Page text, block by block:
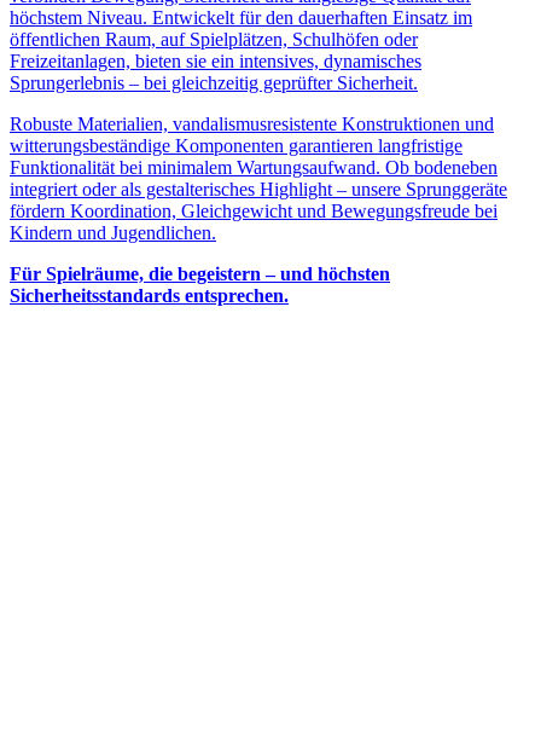
höchstem Niveau. Entwickelt für den dauerhaften Einsatz im
öffentlichen Raum, auf Spielplätzen, Schulhöfen oder
Freizeitanlagen, bieten sie ein intensives, dynamisches
Sprungerlebnis – bei gleichzeitig geprüfter Sicherheit.
Robuste Materialien, vandalismusresistente Konstruktionen und
witterungsbeständige Komponenten garantieren langfristige
Funktionalität bei minimalem Wartungsaufwand. Ob bodeneben
integriert oder als gestalterisches Highlight – unsere Sprunggeräte
fördern Koordination, Gleichgewicht und Bewegungsfreude bei
Kindern und Jugendlichen.
Für Spielräume, die begeistern – und höchsten
Sicherheitsstandards entsprechen.